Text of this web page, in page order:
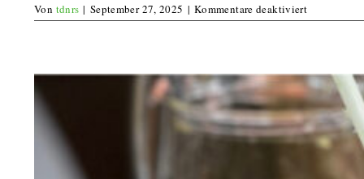
Von tdnrs | September 27, 2025 | Kommentare deaktiviertfür